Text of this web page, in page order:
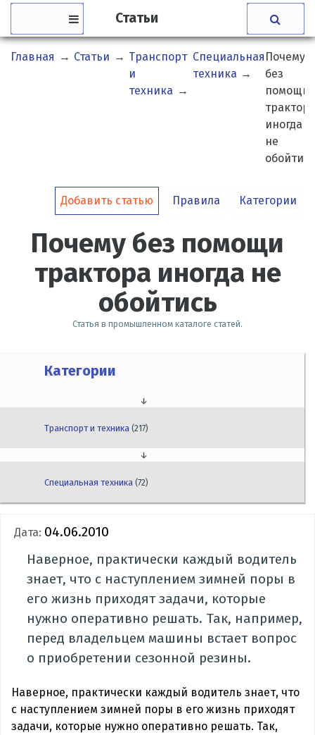
Статьи
Главная → Статьи → Транспорт
и
техника →
Специальная
техника →
Почему
без
помощи
трактора
иногда
не
обойтись
Добавить статью Правила Категории
Почему без помощи
трактора иногда не
обойтись
Статья в промышленном каталоге статей.
Категории
↓
Транспорт и техника(217)
↓
Специальная техника(72)
Дата: 04.06.2010
Наверное, практически каждый водитель
знает, что с наступлением зимней поры в
его жизнь приходят задачи, которые
нужно оперативно решать. Так, например,
перед владельцем машины встает вопрос
о приобретении сезонной резины.
Наверное, практически каждый водитель знает, что
с наступлением зимней поры в его жизнь приходят
задачи, которые нужно оперативно решать. Так,